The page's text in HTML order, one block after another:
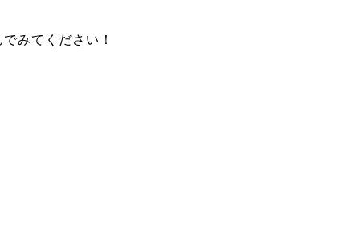
みてください！